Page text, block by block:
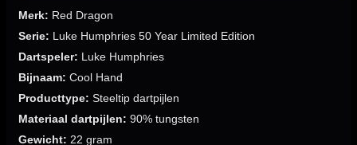
Merk: Red Dragon
Serie: Luke Humphries 50 Year Limited Edition
Dartspeler: Luke Humphries
Bijnaam: Cool Hand
Producttype: Steeltip dartpijlen
Materiaal dartpijlen: 90% tungsten
Gewicht: 22 gram